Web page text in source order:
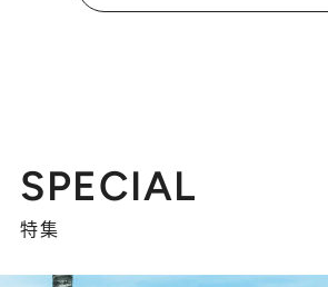
SPECIAL
特集